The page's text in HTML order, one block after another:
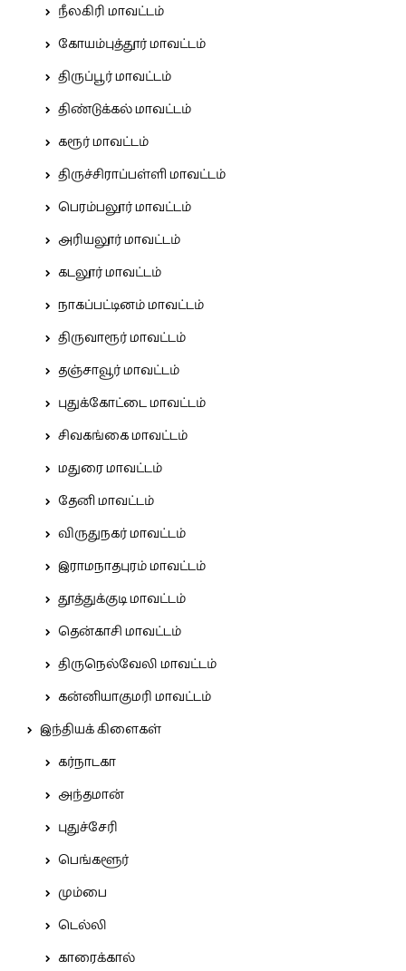
நீலகிரி மாவட்டம்
கோயம்புத்தூர் மாவட்டம்
திருப்பூர் மாவட்டம்
திண்டுக்கல் மாவட்டம்
கரூர் மாவட்டம்
திருச்சிராப்பள்ளி மாவட்டம்
பெரம்பலூர் மாவட்டம்
அரியலூர் மாவட்டம்
கடலூர் மாவட்டம்
நாகப்பட்டினம் மாவட்டம்
திருவாரூர் மாவட்டம்
தஞ்சாவூர் மாவட்டம்
புதுக்கோட்டை மாவட்டம்
சிவகங்கை மாவட்டம்
மதுரை மாவட்டம்
தேனி மாவட்டம்
விருதுநகர் மாவட்டம்
இராமநாதபுரம் மாவட்டம்
தூத்துக்குடி மாவட்டம்
தென்காசி மாவட்டம்
திருநெல்வேலி மாவட்டம்
கன்னியாகுமரி மாவட்டம்
இந்தியக் கிளைகள்
கர்நாடகா
அந்தமான்
புதுச்சேரி
பெங்களூர்
மும்பை
டெல்லி
காரைக்கால்